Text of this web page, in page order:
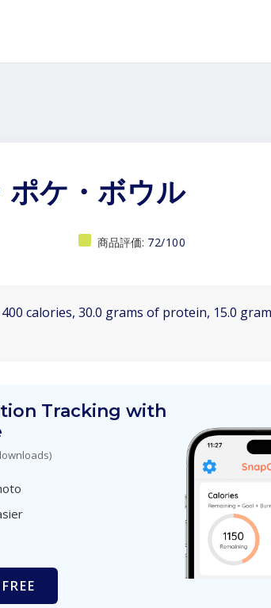
ポケ・ボウル
商品評価: 72/100
calories, 30.0 grams of protein, 15.0
Tracking with